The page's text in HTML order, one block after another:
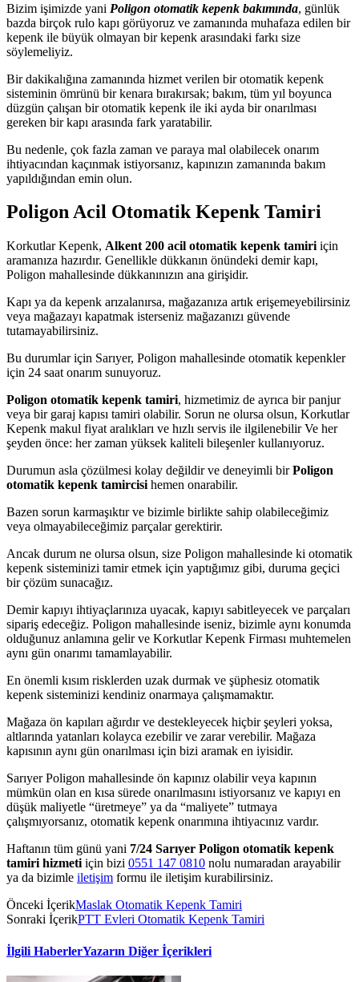
Bizim işimizde yani Poligon otomatik kepenk bakımında, günlük
bazda birçok rulo kapı görüyoruz ve zamanında muhafaza edilen bir
kepenk ile büyük olmayan bir kepenk arasındaki farkı size
söylemeliyiz.
Bir dakikalığına zamanında hizmet verilen bir otomatik kepenk
sisteminin ömrünü bir kenara bırakırsak; bakım, tüm yıl boyunca
düzgün çalışan bir otomatik kepenk ile iki ayda bir onarılması
gereken bir kapı arasında fark yaratabilir.
Bu nedenle, çok fazla zaman ve paraya mal olabilecek onarım
ihtiyacından kaçınmak istiyorsanız, kapınızın zamanında bakım
yapıldığından emin olun.
Poligon Acil Otomatik Kepenk Tamiri
Korkutlar Kepenk, Alkent 200 acil otomatik kepenk tamiri için
aramanıza hazırdır. Genellikle dükkanın önündeki demir kapı,
Poligon mahallesinde dükkanınızın ana girişidir.
Kapı ya da kepenk arızalanırsa, mağazanıza artık erişemeyebilirsiniz
veya mağazayı kapatmak isterseniz mağazanızı güvende
tutamayabilirsiniz.
Bu durumlar için Sarıyer, Poligon mahallesinde otomatik kepenkler
için 24 saat onarım sunuyoruz.
Poligon otomatik kepenk tamiri, hizmetimiz de ayrıca bir panjur
veya bir garaj kapısı tamiri olabilir. Sorun ne olursa olsun, Korkutlar
Kepenk makul fiyat aralıkları ve hızlı servis ile ilgilenebilir Ve her
şeyden önce: her zaman yüksek kaliteli bileşenler kullanıyoruz.
Durumun asla çözülmesi kolay değildir ve deneyimli birPoligon
otomatik kepenk tamircisi hemen onarabilir.
Bazen sorun karmaşıktır ve bizimle birlikte sahip olabileceğimiz
veya olmayabileceğimiz parçalar gerektirir.
Ancak durum ne olursa olsun, size Poligon mahallesinde ki otomatik
kepenk sisteminizi tamir etmek için yaptığımız gibi, duruma geçici
bir çözüm sunacağız.
Demir kapıyı ihtiyaçlarınıza uyacak, kapıyı sabitleyecek ve parçaları
sipariş edeceğiz. Poligon mahallesinde iseniz, bizimle aynı konumda
olduğunuz anlamına gelir ve Korkutlar Kepenk Firması muhtemelen
aynı gün onarımı tamamlayabilir.
En önemli kısım risklerden uzak durmak ve şüphesiz otomatik
kepenk sisteminizi kendiniz onarmaya çalışmamaktır.
Mağaza ön kapıları ağırdır ve destekleyecek hiçbir şeyleri yoksa,
altlarında yatanları kolayca ezebilir ve zarar verebilir. Mağaza
kapısının aynı gün onarılması için bizi aramak en iyisidir.
Sarıyer Poligon mahallesinde ön kapınız olabilir veya kapının
mümkün olan en kısa sürede onarılmasını istiyorsanız ve kapıyı en
düşük maliyetle “üretmeye” ya da “maliyete” tutmaya
çalışmıyorsanız, otomatik kepenk onarımına ihtiyacınız vardır.
Haftanın tüm günü yani 7/24 Sarıyer Poligon otomatik kepenk
tamiri hizmeti için bizi 0551 147 0810 nolu numaradan arayabilir
ya da bizimle iletişim formu ile iletişim kurabilirsiniz.
Önceki İçerikMaslak Otomatik Kepenk Tamiri
Sonraki İçerikPTT Evleri Otomatik Kepenk Tamiri
İlgili HaberlerYazarın Diğer İçerikleri